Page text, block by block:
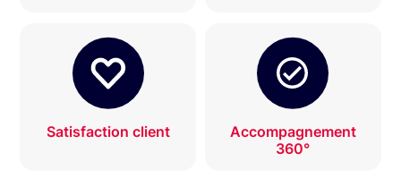
Satisfaction client
Accompagnement
360°